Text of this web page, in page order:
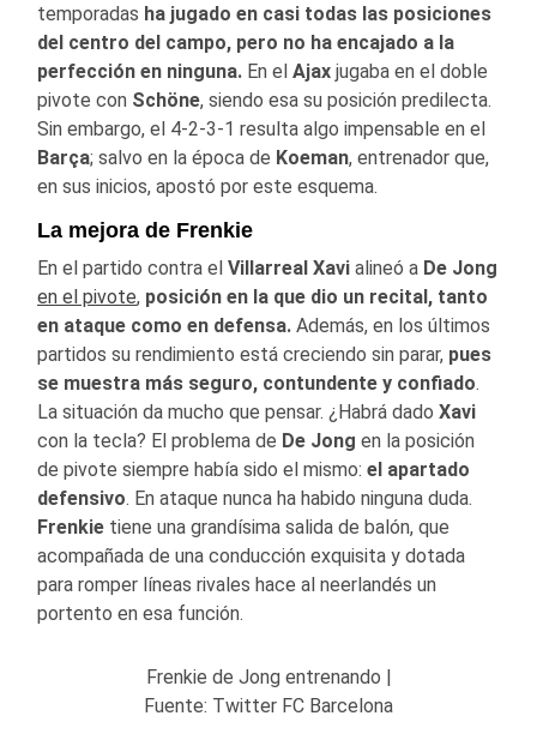
temporadas ha jugado en casi todas las posiciones
del centro del campo, pero no ha encajado a la
perfección en ninguna. En el Ajax jugaba en el doble
pivote con Schöne, siendo esa su posición predilecta.
Sin embargo, el 4-2-3-1 resulta algo impensable en el
Barça; salvo en la época de Koeman, entrenador que,
en sus inicios, apostó por este esquema.
La mejora de Frenkie
En el partido contra el Villarreal Xavi alineó a De Jong
en el pivote, posición en la que dio un recital, tanto
en ataque como en defensa. Además, en los últimos
partidos su rendimiento está creciendo sin parar, pues
se muestra más seguro, contundente y confiado.
La situación da mucho que pensar. ¿Habrá dado Xavi
con la tecla? El problema de De Jong en la posición
de pivote siempre había sido el mismo: el apartado
defensivo. En ataque nunca ha habido ninguna duda.
Frenkie tiene una grandísima salida de balón, que
acompañada de una conducción exquisita y dotada
para romper líneas rivales hace al neerlandés un
portento en esa función.
Frenkie de Jong entrenando |
Fuente: Twitter FC Barcelona